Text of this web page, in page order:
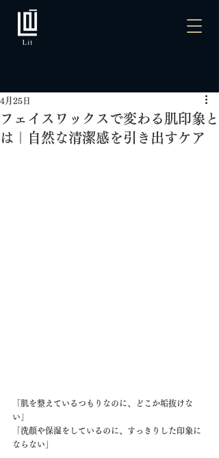
フェイスワックスで変わる肌印象と
は｜自然な清潔感を引き出すケア
4月25日
「肌を整えているつもりなのに、どこか垢抜けな
い」
「洗顔や保湿をしているのに、すっきりした印象に
ならない」